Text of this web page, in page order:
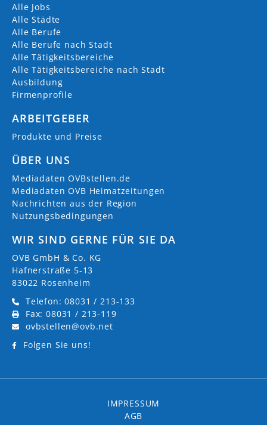
Alle Jobs
Alle Städte
Alle Berufe
Alle Berufe nach Stadt
Alle Tätigkeitsbereiche
Alle Tätigkeitsbereiche nach Stadt
Ausbildung
Firmenprofile
ARBEITGEBER
Produkte und Preise
ÜBER UNS
Mediadaten OVBstellen.de
Mediadaten OVB Heimatzeitungen
Nachrichten aus der Region
Nutzungsbedingungen
WIR SIND GERNE FÜR SIE DA
OVB GmbH & Co. KG
Hafnerstraße 5-13
83022 Rosenheim
Telefon: 08031 / 213-133
Fax: 08031 / 213-119
ovbstellen@ovb.net
Folgen Sie uns!
IMPRESSUM
AGB